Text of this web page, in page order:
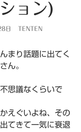
ョン)
日 TENTEN
まり話題に出てく
ん。
思議なくらいで
えぐいよね、その
てきて一気に衰退